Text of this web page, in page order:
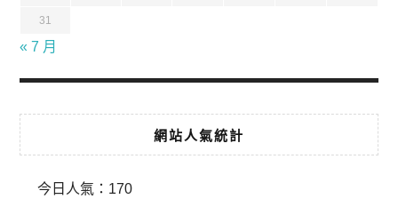
31
« 7 月
網站人氣統計
今日人氣： 170